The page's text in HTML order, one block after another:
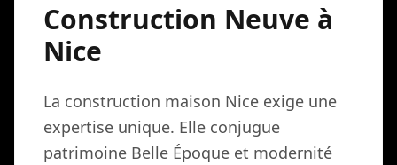
Construction Neuve à
Nice
La construction maison Nice exige une
expertise unique. Elle conjugue
patrimoine Belle Époque et modernité